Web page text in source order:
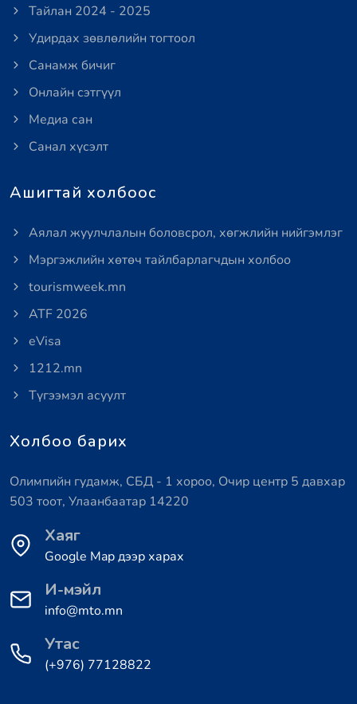
Тайлан 2024 - 2025
Удирдах зөвлөлийн тогтоол
Санамж бичиг
Онлайн сэтгүүл
Медиа сан
Санал хүсэлт
Ашигтай холбоос
Аялал жуулчлалын боловсрол, хөгжлийн нийгэмлэг
Мэргэжлийн хөтөч тайлбарлагчдын холбоо
tourismweek.mn
ATF 2026
eVisa
1212.mn
Түгээмэл асуулт
Холбоо барих
Олимпийн гудамж, СБД - 1 хороо, Очир центр 5 давхар
503 тоот, Улаанбаатар 14220
Хаяг
Google Map дээр харах
И-мэйл
info@mto.mn
Утас
(+976) 77128822